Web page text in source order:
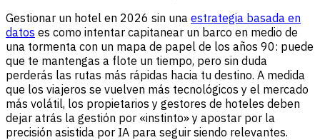
Gestionar un hotel en 2026 sin una estrategia basada en
datos es como intentar capitanear un barco en medio de
una tormenta con un mapa de papel de los años 90: puede
que te mantengas a flote un tiempo, pero sin duda
perderás las rutas más rápidas hacia tu destino. A medida
que los viajeros se vuelven más tecnológicos y el mercado
más volátil, los propietarios y gestores de hoteles deben
dejar atrás la gestión por «instinto» y apostar por la
precisión asistida por IA para seguir siendo relevantes.